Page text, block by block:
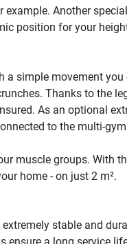
example. Another special
position for your
a simple movement you
Thanks to the
As an optional
to the multi-
muscle groups. With
home - on just 2 m².
stable and